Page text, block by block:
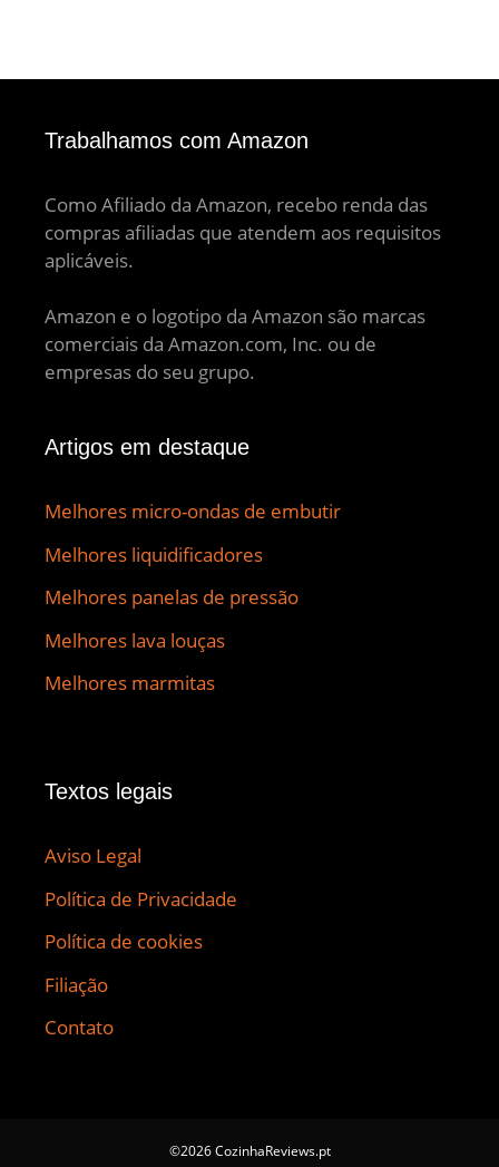
Trabalhamos com Amazon
Como Afiliado da Amazon, recebo renda das
compras afiliadas que atendem aos requisitos
aplicáveis.
Amazon e o logotipo da Amazon são marcas
comerciais da Amazon.com, Inc. ou de
empresas do seu grupo.
Artigos em destaque
Melhores micro-ondas de embutir
Melhores liquidificadores
Melhores panelas de pressão
Melhores lava louças
Melhores marmitas
Textos legais
Aviso Legal
Política de Privacidade
Política de cookies
Filiação
Contato
©2026 CozinhaReviews.pt